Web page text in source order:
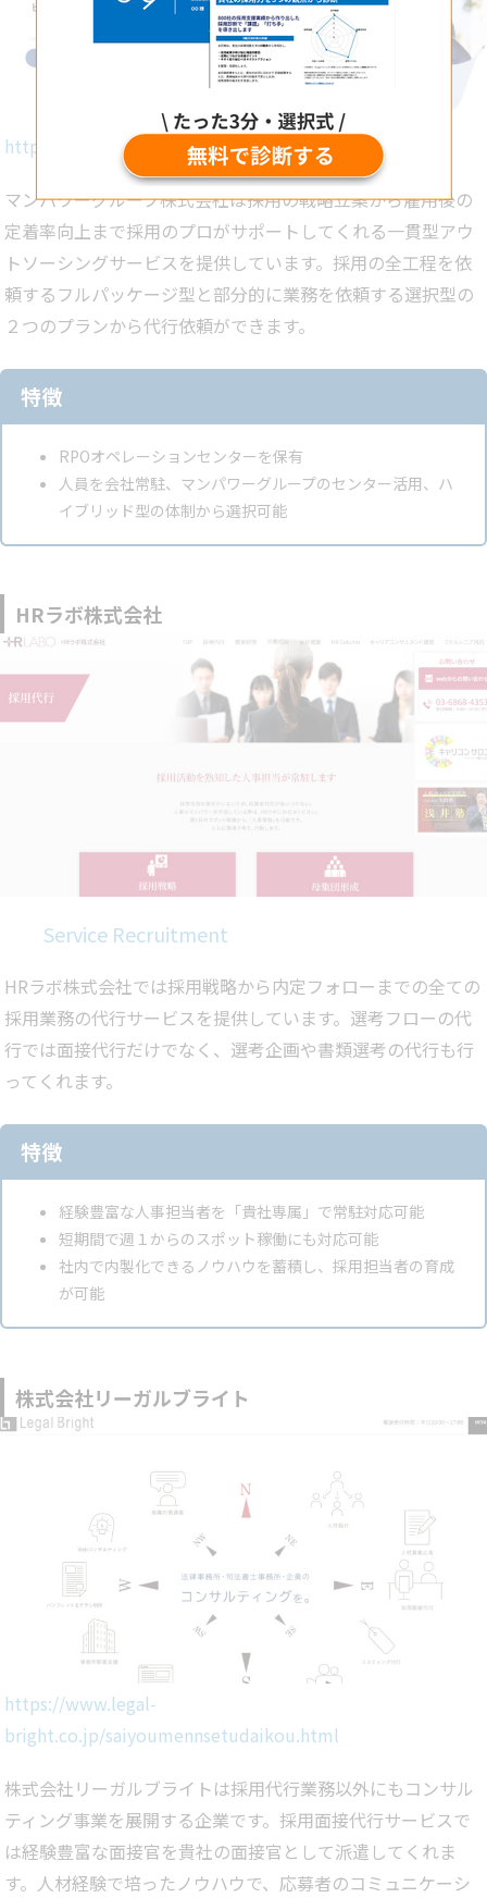
https://www.manpowergroup.jp/client/serve/employ/
マンパワーグループ株式会社は採用の戦略立案から雇用後の
定着率向上まで採用のプロがサポートしてくれる一貫型アウ
トソーシングサービスを提供しています。採用の全工程を依
頼するフルパッケージ型と部分的に業務を依頼する選択型の
２つのプランから代行依頼ができます。
特徴
RPOオペレーションセンターを保有
人員を会社常駐、マンパワーグループのセンター活用、ハ
イブリッド型の体制から選択可能
HRラボ株式会社
Service Recruitment
HRラボ株式会社では採用戦略から内定フォローまでの全ての
採用業務の代行サービスを提供しています。選考フローの代
行では面接代行だけでなく、選考企画や書類選考の代行も行
ってくれます。
特徴
経験豊富な人事担当者を「貴社専属」で常駐対応可能
短期間で週１からのスポット稼働にも対応可能
社内で内製化できるノウハウを蓄積し、採用担当者の育成
が可能
株式会社リーガルブライト
https://www.legal-
bright.co.jp/saiyoumennsetudaikou.html
株式会社リーガルブライトは採用代行業務以外にもコンサル
ティング事業を展開する企業です。採用面接代行サービスで
は経験豊富な面接官を貴社の面接官として派遣してくれま
す。人材経験で培ったノウハウで、応募者のコミュニケーシ